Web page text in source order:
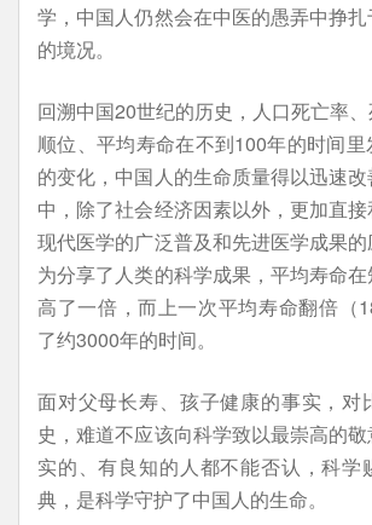
学，中国人仍然会在中医的愚弄中挣
的境况。
回溯中国20世纪的历史，人口死亡率
顺位、平均寿命在不到100年的时间
的变化，中国人的生命质量得以迅速
中，除了社会经济因素以外，更加直
现代医学的广泛普及和先进医学成果
为分享了人类的科学成果，平均寿命
高了一倍，而上一次平均寿命翻倍（
了约3000年的时间。
面对父母长寿、孩子健康的事实，对
史，难道不应该向科学致以最崇高的
实的、有良知的人都不能否认，科学
典，是科学守护了中国人的生命。